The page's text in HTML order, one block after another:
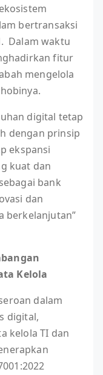
bertransaksi
Dalam waktu
fitur
mengelola
digital tetap
dengan prinsip
ekspansi
kuat dan
bank
dan
berkelanjutan”
Kelola
dalam
digital,
kelola TI dan